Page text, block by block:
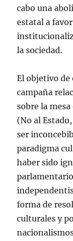
cabo una
estatal a
la sociedad.
El objetivo de
campaña
sobre la
(No al
ser
paradigma
haber sido
forma de
culturales y